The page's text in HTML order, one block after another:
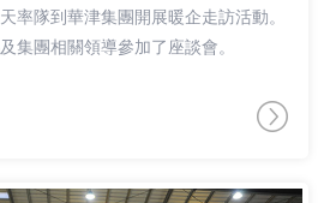
率隊到華津集團開展暖企走訪活動。
集團相關領導參加了座談會。